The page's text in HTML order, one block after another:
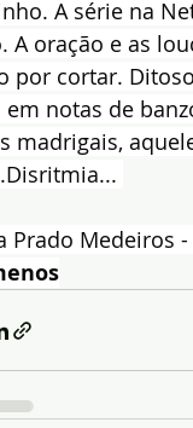
A série na
A oração e as
por cortar.
em notas de
madrigais,
Prado Medeiros